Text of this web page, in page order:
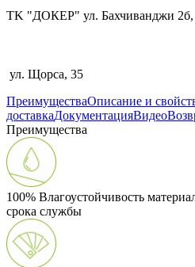
TK "ДОКЕР" ул. Бахчиванджи 2б,
ул. Щорса, 35
ПреимуществаОписание и
доставкаДокументацияВидео
Преимущества
100% Влагоустойчивость
срока службы